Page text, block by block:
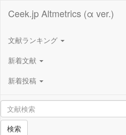
Ceek.jp Altmetrics (α ver.)
文献ランキング
新着文献
新着投稿
検索